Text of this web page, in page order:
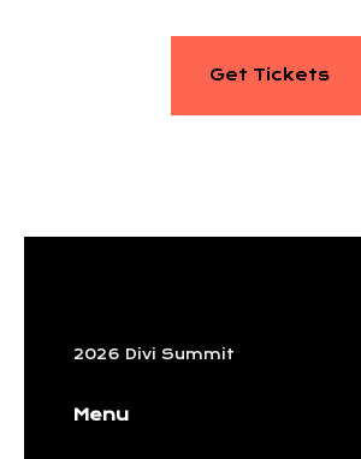
Get Tickets
2026 Divi Summit
Menu